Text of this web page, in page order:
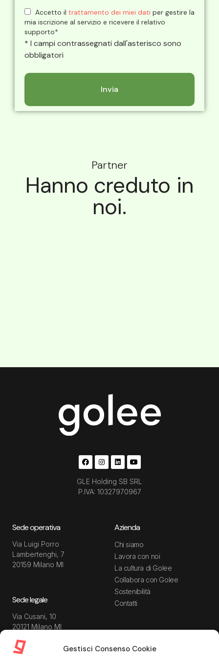
Gestisci Consenso Cookie
Accetto il trattamento dei miei dati per gestire la
mia iscrizione al servizio e ricevere il relativo
supporto*
* I campi contrassegnati dall'asterisco sono
obbligatori
Partner
Hanno creduto in
noi.
GLE Holding SB SRL
P.IVA: 10327970967
Sede operativa
Via Luigi Porro
Lambertenghi, 7
20159 Milano MI
Sede legale
Via Cusani, 10
20121 Milano MI
Azienda
Chi siamo
Lavora con noi
La cultura di Golee
Collabora con Golee
Sostenibilità
Contatti